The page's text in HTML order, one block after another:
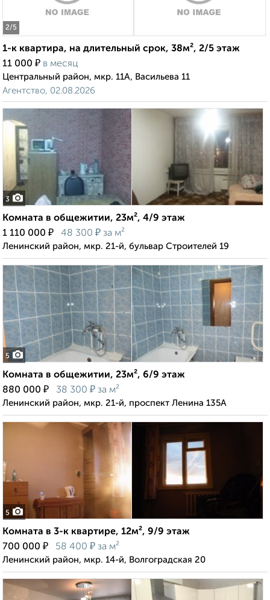
2/5
1-к квартира, на длительный срок, 38м², 2/5 этаж
11 000 ₽ в месяц
Центральный район, мкр. 11А, Васильева 11
Агентство, 02.08.2026
3
Комната в общежитии, 23м², 4/9 этаж
1 110 000 ₽ 48 300 ₽ за м²
Ленинский район, мкр. 21-й, бульвар Строителей 19
5
Комната в общежитии, 23м², 6/9 этаж
880 000 ₽ 38 300 ₽ за м²
Ленинский район, мкр. 21-й, проспект Ленина 135А
5
Комната в 3-к квартире, 12м², 9/9 этаж
700 000 ₽ 58 400 ₽ за м²
Ленинский район, мкр. 14-й, Волгоградская 20